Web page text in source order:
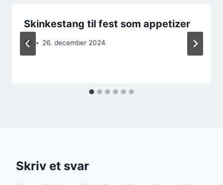
Skinkestang til fest som appetizer
Af 26. december 2024
Skriv et svar